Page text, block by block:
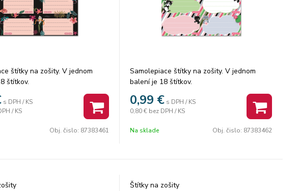
štítky na zošity. V jednom
štítkov.
s DPH / KS
/ KS
Obj. čislo: 87383461
Samolepiace štítky na zošity. V jednom
balení je 18 štítkov.
0,99 € s DPH / KS
0,80 € bez DPH / KS
Na sklade Obj. čislo: 87383462
Štítky na zošity